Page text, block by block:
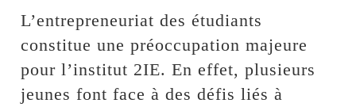
L’entrepreneuriat des étudiants
constitue une préoccupation majeure
pour l’institut 2IE. En effet, plusieurs
jeunes font face à des défis liés à